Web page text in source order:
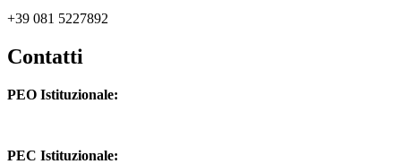
+39 081 5227892
Contatti
PEO Istituzionale:
PEC Istituzionale: